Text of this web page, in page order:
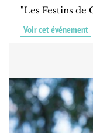
"Les Festins de
Voir cet événement